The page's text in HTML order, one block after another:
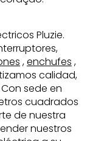
Pluzie.
,enchufes ,
calidad,
sede en
cuadrados
de nuestra
nuestros